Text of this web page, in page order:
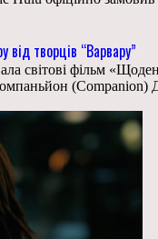
творців “Варвару”
світові фільм